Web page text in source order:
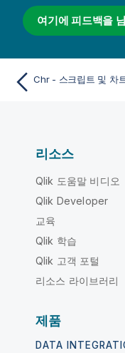
여기에 피드백을
Chr - 스크립트 및 차
리소스
Qlik 도움말 비디오
Qlik Developer
교육
Qlik 학습
Qlik 고객 포털
리소스 라이브러리
제품
DATA